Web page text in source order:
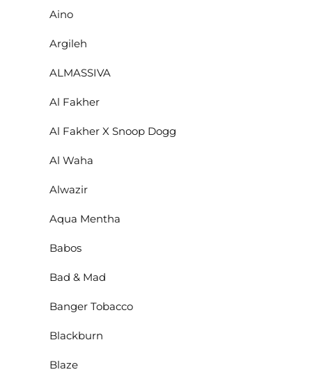
Aino
Argileh
ALMASSIVA
Al Fakher
Al Fakher X Snoop Dogg
Al Waha
Alwazir
Aqua Mentha
Babos
Bad & Mad
Banger Tobacco
Blackburn
Blaze